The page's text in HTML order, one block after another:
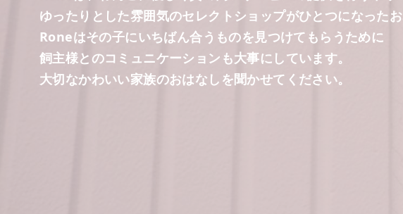
ゆったりとした雰囲気のセレクトショップがひとつになったお
Roneはその子にいちばん合うものを見つけてもらうために
飼主様とのコミュニケーションも大事にしています。
大切なかわいい家族のおはなしを聞かせてください。